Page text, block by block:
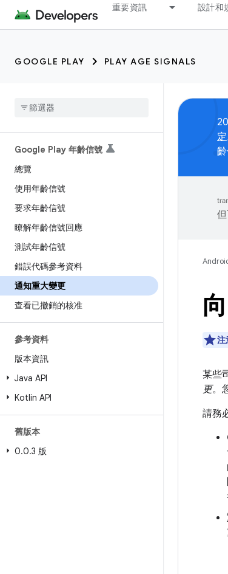
重要資訊 設計和
GOOGLE PLAY PLAY AGE SIGNALS
Google Play 年齡信號
總覽
使用年齡信號
要求年齡信號
瞭解年齡信號回應
測試年齡信號
錯誤代碼參考資料
通知重大變更
查看已撤銷的核准
參考資料
版本資訊
Java API
Kotlin API
舊版本
0.0.3 版
定
注
某些
更。
請務